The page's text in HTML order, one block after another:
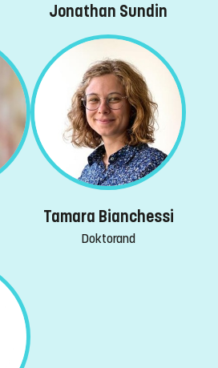
Jonathan Sundin
Tamara Bianchessi
Doktorand